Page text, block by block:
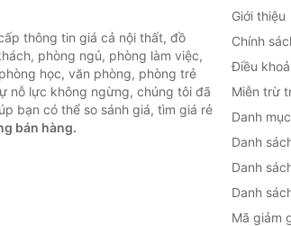
thông tin giá cả nội thất, đồ
phòng ngủ, phòng làm việc,
học, văn phòng, phòng trẻ
nỗ lực không ngừng, chúng tôi đã
bạn có thể so sánh giá, tìm giá rẻ
bán hàng.
Giới thiệu
Chính
Điều
Miễn trừ
Danh mục
Danh
Danh
Danh
Mã giảm